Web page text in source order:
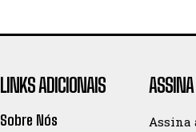
LINKS ADICIONAIS
Sobre Nós
Assina